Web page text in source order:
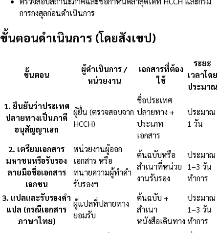
การกงสุลก่อนดำเนินการ
ขั้นตอนดำเนินการ (โดยสังเขป)
ขั้นตอน
ผู้ดำเนินการ /
หน่วยงาน
เอกสารที่ต้อง
ใช้
ระยะ
เวลาโดย
ประมาณ
1. ยืนยันว่าประเทศ
ปลายทางเป็นภาคี
อนุสัญญาเฮก
ผู้ยื่น (ตรวจสอบจาก
HCCH)
ชื่อประเทศ
ปลายทาง +
ประเภท
เอกสาร
ประมาณ
1 วัน
2. เตรียมเอกสาร
มหาชนหรือรับรอง
ลายมือชื่อเอกสาร
เอกชน
หน่วยงานผู้ออก
เอกสาร หรือ
ทนายความผู้ทำคำ
รับรองฯ
ต้นฉบับหรือ
สำเนาที่หน่วย
งานรับรอง
ประมาณ
1–3 วัน
ทำการ
3. แปลและรับรองคำ
แปล (กรณีเอกสาร
ภาษาไทย)
ผู้แปลที่ปลายทาง
ยอมรับ
ต้นฉบับ +
สำเนา
หนังสือเดินทาง
ประมาณ
1–3 วัน
ทำการ